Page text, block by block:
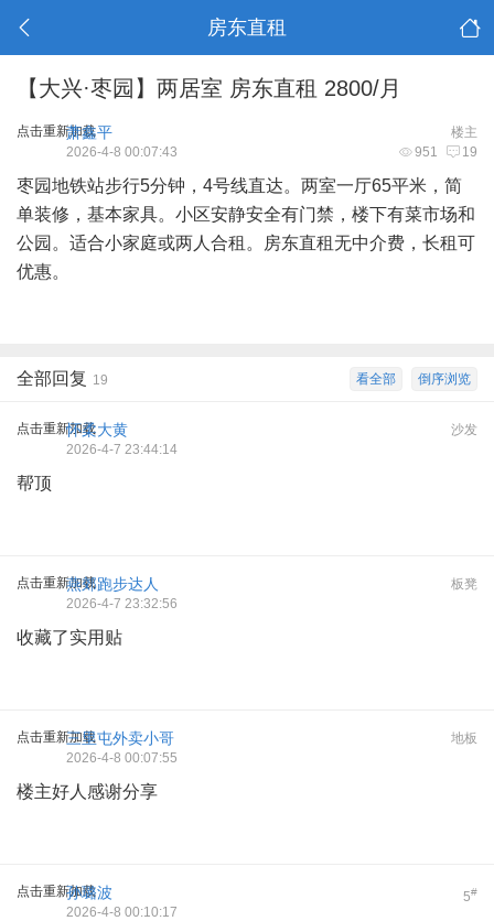
房东直租
【大兴·枣园】两居室 房东直租 2800/月
点击重新加载 楼主
萧鑫平
951 19
2026-4-8 00:07:43
枣园地铁站步行5分钟，4号线直达。两室一厅65平米，简
单装修，基本家具。小区安静安全有门禁，楼下有菜市场和
公园。适合小家庭或两人合租。房东直租无中介费，长租可
优惠。
倒序浏览
看全部
全部回复 19
点击重新加载 沙发
怀柔大黄
2026-4-7 23:44:14
帮顶
点击重新加载 板凳
燕郊跑步达人
2026-4-7 23:32:56
收藏了实用贴
点击重新加载 地板
三里屯外卖小哥
2026-4-8 00:07:55
楼主好人感谢分享
点击重新加载 5#
孙璐波
2026-4-8 00:10:17